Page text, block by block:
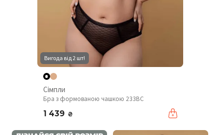
Вигода від 2 шт!
Сімпли
Бра з формованою чашкою 233BC
1 439 ₴